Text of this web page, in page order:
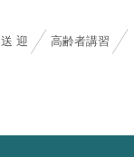
送 迎 高齢者講習